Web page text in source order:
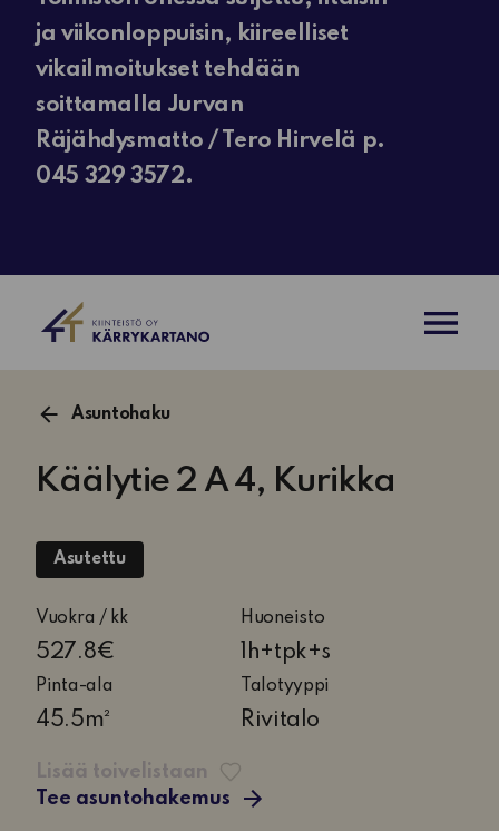
ja viikonloppuisin, kiireelliset
vikailmoitukset tehdään
soittamalla Jurvan
Räjähdysmatto / Tero Hirvelä p.
045 329 3572.
Asuntohaku
Käälytie 2 A 4, Kurikka
Asutettu
Vuokra / kk
527.8€
Huoneisto
1h+tpk+s
1
huone,
sauna
Pinta-ala
45.5m²
Talotyyppi
Rivitalo
Lisää toivelistaan
Tee asuntohakemus